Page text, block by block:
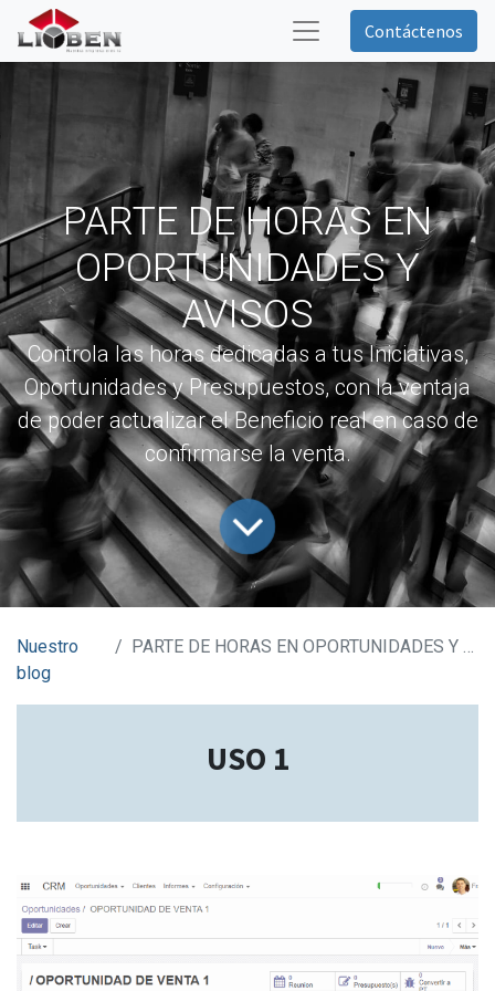
Contáctenos
PARTE DE HORAS EN
OPORTUNIDADES Y
AVISOS
Controla las horas dedicadas a tus Iniciativas,
Oportunidades y Presupuestos, con la ventaja
de poder actualizar el Beneficio real en caso de
confirmarse la venta.
Nuestro
blog
PARTE DE HORAS EN OPORTUNIDADES Y AVISOS
USO 1